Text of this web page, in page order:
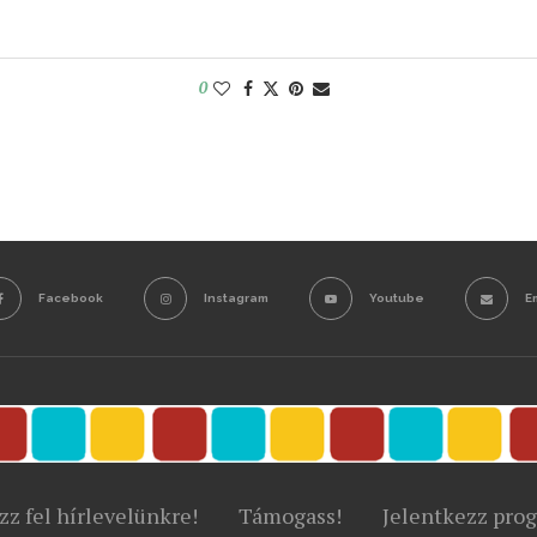
0
Facebook Instagram Youtube
fel hírlevelünkre! Támogass! Jelentkezz